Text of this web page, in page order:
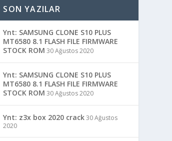
SON YAZILAR
Ynt: SAMSUNG CLONE S10 PLUS
MT6580 8.1 FLASH FILE FIRMWARE
STOCK ROM 30 Ağustos 2020
Ynt: SAMSUNG CLONE S10 PLUS
MT6580 8.1 FLASH FILE FIRMWARE
STOCK ROM 30 Ağustos 2020
Ynt: z3x box 2020 crack30 Ağustos
2020